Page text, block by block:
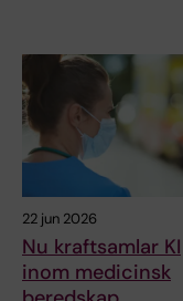
22 jun 2026
Nu kraftsamlar KI
inom medicinsk